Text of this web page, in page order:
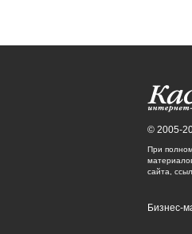
© 2005-
При
сайта,
Бизнес-